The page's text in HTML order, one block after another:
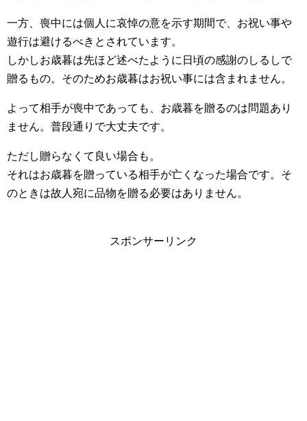
一方、喪中には個人に哀悼の意を示す期間で、お祝い事や
遊行は避けるべきとされています。
しかしお歳暮は先ほど述べたように日頃の感謝のしるしで
贈るもの。そのためお歳暮はお祝い事には含まれません。
よって相手が喪中であっても、お歳暮を贈るのは問題あり
ません。普段通りで大丈夫です。
ただし贈らなくて良い場合も。
それはお歳暮を贈っている相手が亡くなった場合です。そ
のときは故人宛に品物を贈る必要はありません。
スポンサーリンク